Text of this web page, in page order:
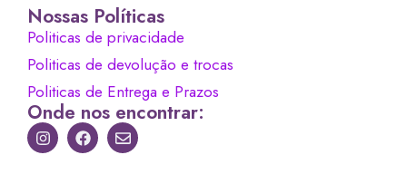
Nossas Políticas
Politicas de privacidade
Politicas de devolução e trocas
Politicas de Entrega e Prazos
Onde nos encontrar: